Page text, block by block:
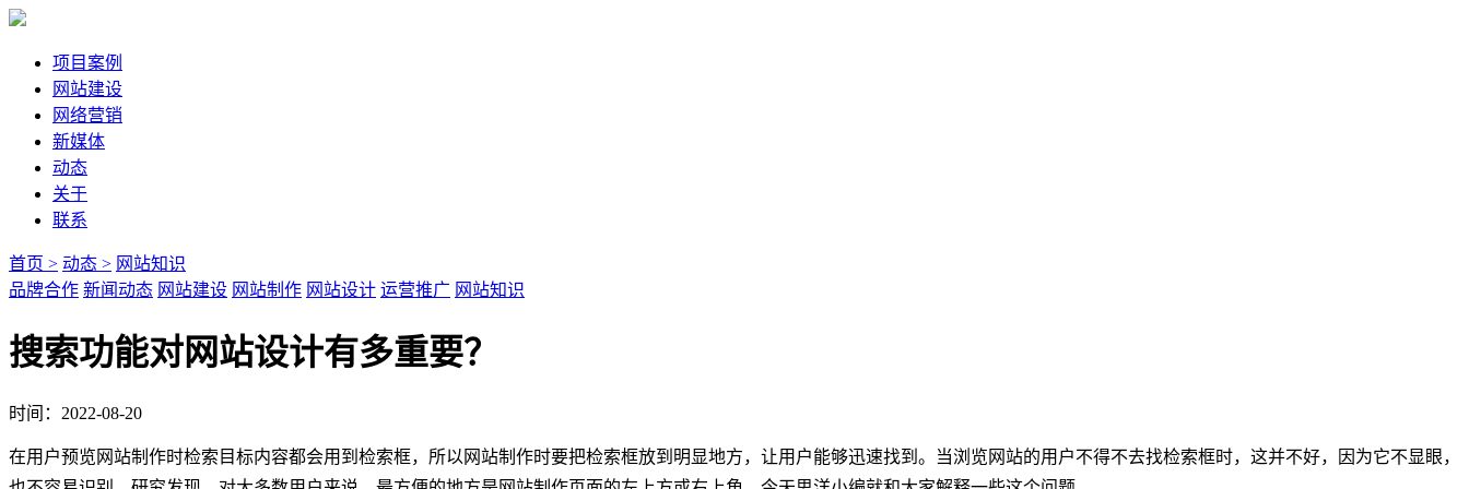
项目案例
网站建设
网络营销
新媒体
动态
关于
联系
首页 > 动态 > 网站知识
品牌合作 新闻动态 网站建设 网站制作 网站设计 运营推广 网站知识
搜索功能对网站设计有多重要？
时间：2022-08-20
在用户预览网站制作时检索目标内容都会用到检索框，所以网站制作时要把检索框放到明显地方，让用户能够迅速找到。当浏览网站的用户不得不去找检索框时，这并不好，因为它不显眼，